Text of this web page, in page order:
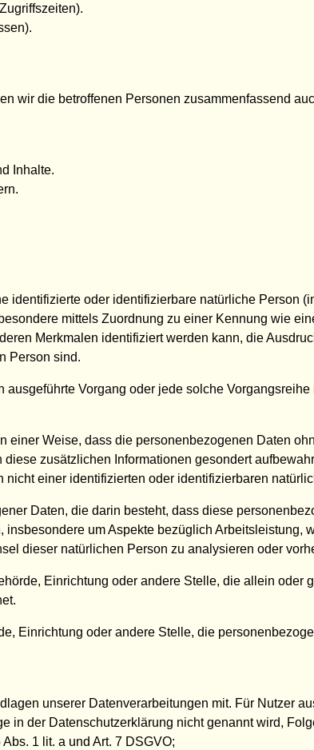
wir die betroffenen Personen zusammenfassend
Inhalte.
identifizierte oder identifizierbare natürliche Person
mittels Zuordnung zu einer Kennung wie
Merkmalen identifiziert werden kann, die
Person sind.
ausgeführte Vorgang oder jede solche
einer Weise, dass die personenbezogenen Daten
zusätzlichen Informationen gesondert
einer identifizierten oder identifizierbaren
Daten, die darin besteht, dass diese
um Aspekte bezüglich Arbeitsleistung,
dieser natürlichen Person zu analysieren oder
Einrichtung oder andere Stelle, die allein
Einrichtung oder andere Stelle, die
unserer Datenverarbeitungen mit. Für Nutzer
in der Datenschutzerklärung nicht genannt wird,
1 lit. a und Art. 7 DSGVO;